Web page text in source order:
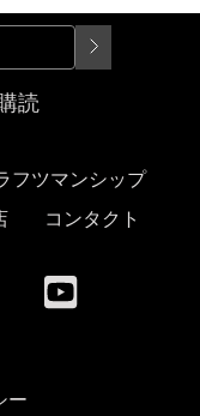
読
フツマンシップ
コンタクト
ー